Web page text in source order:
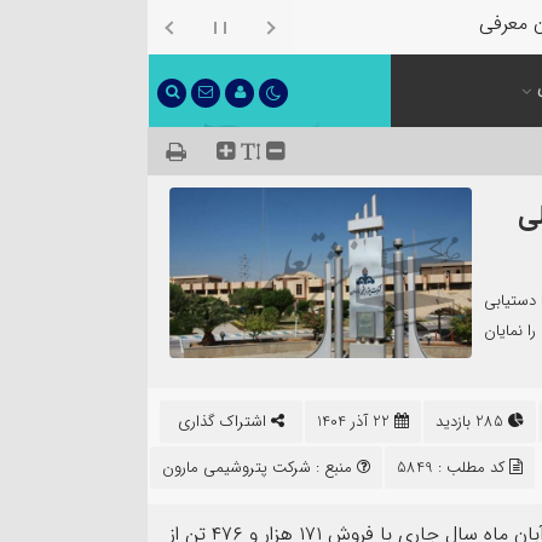
شد
با دستیابی
را نمایان
اشتراک گذاری
منبع : شرکت پتروشیمی مارون کد مطلب : 5849
به گزارش پایگاه خبری نشر تعلیم، علاوه بر این، “مارون” در آبان ماه سال جاری با فروش ۱۷۱ هزار و ۴۷۶ تن از